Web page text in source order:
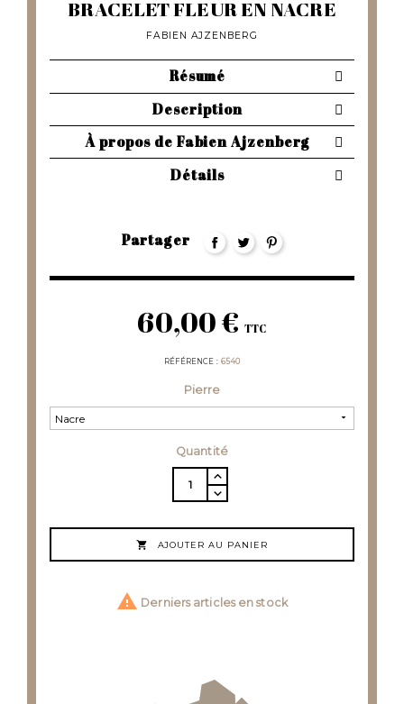
BRACELET FLEUR EN NACRE
FABIEN AJZENBERG
Résumé
Description
À propos de Fabien Ajzenberg
Détails
Partager
60,00 € TTC
RÉFÉRENCE 6540
Pierre
Quantité
 AJOUTER AU PANIER
 Derniers articles en stock